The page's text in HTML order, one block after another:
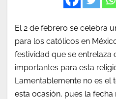
El 2 de febrero se celebra
para los católicos en
festividad que se entrelaza
importantes para esta
Lamentablemente no es el
esta ocasión, pues la